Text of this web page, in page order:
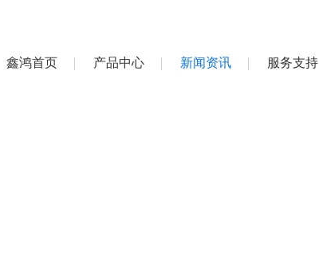
鑫鸿首页 产品中心 新闻资讯 服务支持